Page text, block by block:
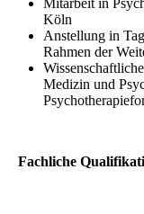
Mitarbeit in
Köln
Anstellung in
Rahmen der
Medizin und
Fachliche